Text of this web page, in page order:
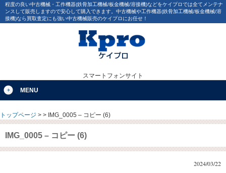
程度の良い中古機械・工作機器(鉄骨加工機械/板金機械/溶接機)などをケイプロでは全てメンテナ
ンスして販売しますので安心して購入できます。中古機械や工作機器(鉄骨加工機械/板金機械/溶
接機)なら買取査定にも強い中古機械販売のケイプロにお任せ！
スマートフォンサイト
MENU
トップページ > > IMG_0005 – コピー (6)
IMG_0005 – コピー (6)
2024/03/22